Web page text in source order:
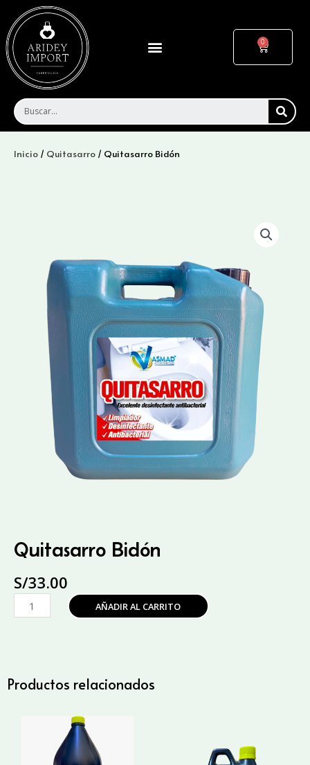
contenido
Menu Cart
Inicio / Quitasarro / Quitasarro Bidón
Quitasarro Bidón
S/33.00
Quitasarro
Bidón
AÑADIR AL CARRITO
Productos relacionados